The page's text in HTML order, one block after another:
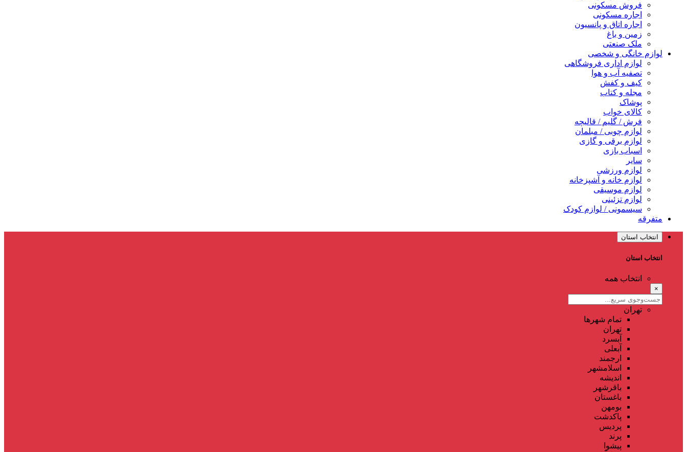
فروش مسکونی
اجاره مسکونی
اجاره اتاق و پانسیون
زمین و باغ
ملک صنعتی
لوازم خانگی و شخصی
لوازم اداری فروشگاهی
تصفیه آب و هوا
کیف و کفش
مجله و کتاب
پوشاک
کالای خواب
فرش / گلیم / قالیچه
لوازم چوبی / مبلمان
لوازم برقی و گازی
اسباب بازی
سایر
لوازم ورزشی
لوازم خانه و آشپزخانه
لوازم موسیقی
لوازم تزئینی
سیسمونی / لوازم کودک
متفرقه
انتخاب استان
انتخاب استان
انتخاب همه
×
تهران
تمام شهر‌ها
تهران
آبسرد
آبعلی
ارجمند
اسلامشهر
اندیشه
باقرشهر
باغستان
بومهن
پاکدشت
پردیس
پرند
پیشوا